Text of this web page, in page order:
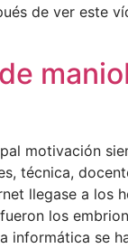
de ver este
motivación
técnica,
llegase a los
los
informática se